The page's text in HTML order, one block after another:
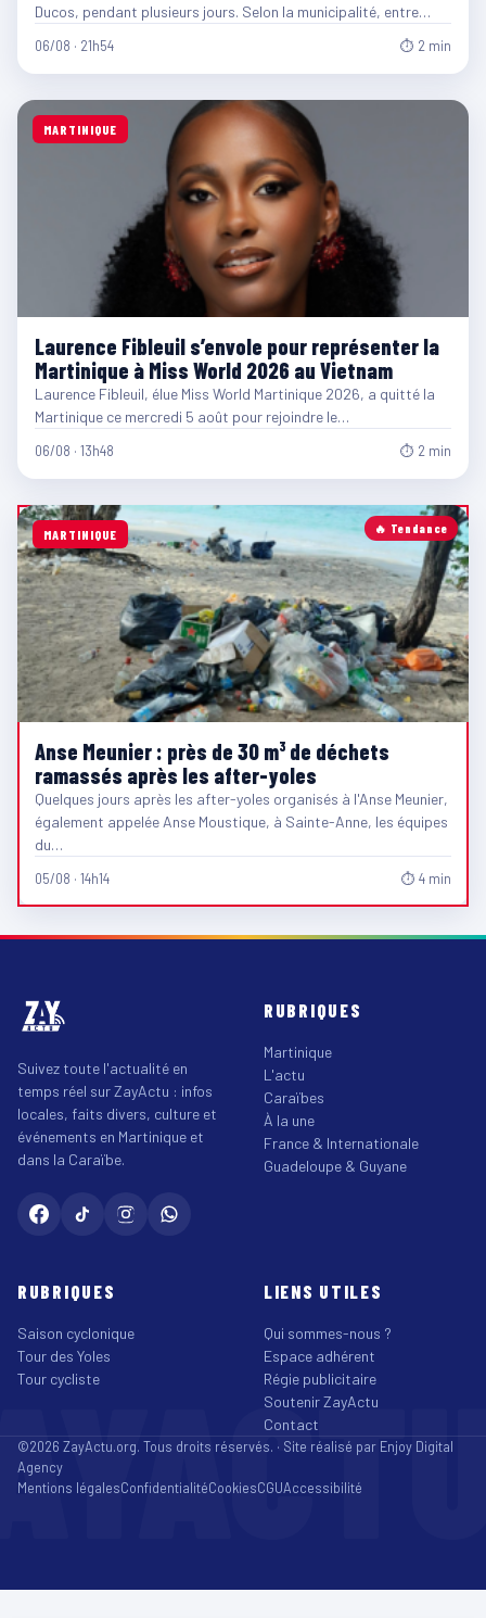
Ducos, pendant plusieurs jours. Selon la municipalité, entre…
06/08 · 21h54 ⏱ 2 min
MARTINIQUE
Laurence Fibleuil s’envole pour représenter la
Martinique à Miss World 2026 au Vietnam
Laurence Fibleuil, élue Miss World Martinique 2026, a quitté la
Martinique ce mercredi 5 août pour rejoindre le…
06/08 · 13h48 ⏱ 2 min
🔥 Tendance
MARTINIQUE
Anse Meunier : près de 30 m³ de déchets
ramassés après les after-yoles
Quelques jours après les after-yoles organisés à l'Anse Meunier,
également appelée Anse Moustique, à Sainte-Anne, les équipes
du…
05/08 · 14h14 ⏱ 4 min
Suivez toute l'actualité en
temps réel sur ZayActu : infos
locales, faits divers, culture et
événements en Martinique et
dans la Caraïbe.
RUBRIQUES
Martinique
L'actu
Caraïbes
À la une
France & Internationale
Guadeloupe & Guyane
RUBRIQUES
Saison cyclonique
Tour des Yoles
Tour cycliste
LIENS UTILES
Qui sommes-nous ?
Espace adhérent
Régie publicitaire
Soutenir ZayActu
Contact
©2026 ZayActu.org. Tous droits réservés. · Site réalisé par Enjoy Digital
Agency
Mentions légalesConfidentialitéCookiesCGUAccessibilité